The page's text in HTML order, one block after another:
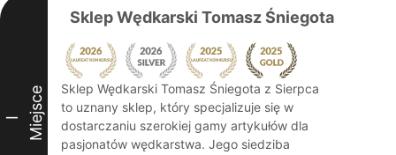
I Miejsce
Sklep Wędkarski Tomasz Śniegota
Sklep Wędkarski Tomasz Śniegota z Sierpca
to uznany sklep, który specjalizuje się w
dostarczaniu szerokiej gamy artykułów dla
pasjonatów wędkarstwa. Jego siedziba